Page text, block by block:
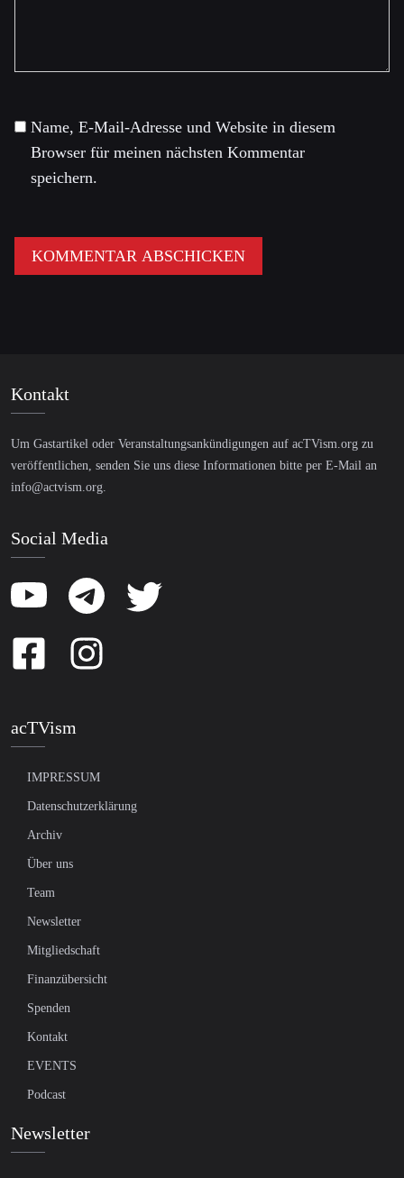
Name, E-Mail-Adresse und Website in diesem
Browser für meinen nächsten Kommentar
speichern.
Kontakt
Um Gastartikel oder Veranstaltungsankündigungen auf acTVism.org zu
veröffentlichen, senden Sie uns diese Informationen bitte per E-Mail an
info@actvism.org.
Social Media
acTVism
IMPRESSUM
Datenschutzerklärung
Archiv
Über uns
Team
Newsletter
Mitgliedschaft
Finanzübersicht
Spenden
Kontakt
EVENTS
Podcast
Newsletter